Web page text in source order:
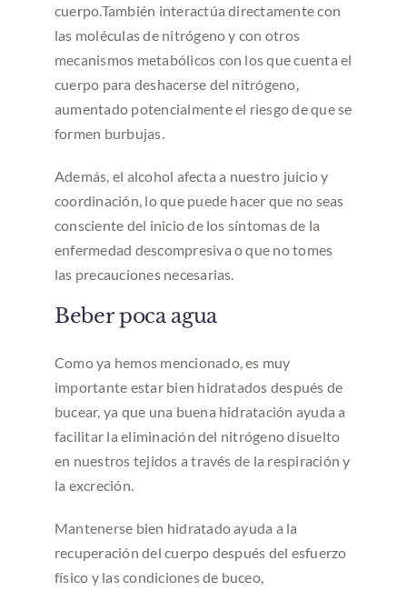
cuerpo.También interactúa directamente con
las moléculas de nitrógeno y con otros
mecanismos metabólicos con los que cuenta el
cuerpo para deshacerse del nitrógeno,
aumentado potencialmente el riesgo de que se
formen burbujas.
Además, el alcohol afecta a nuestro juicio y
coordinación, lo que puede hacer que no seas
consciente del inicio de los síntomas de la
enfermedad descompresiva o que no tomes
las precauciones necesarias.
Beber poca agua
Como ya hemos mencionado, es muy
importante estar bien hidratados después de
bucear, ya que una buena hidratación ayuda a
facilitar la eliminación del nitrógeno disuelto
en nuestros tejidos a través de la respiración y
la excreción.
Mantenerse bien hidratado ayuda a la
recuperación del cuerpo después del esfuerzo
físico y las condiciones de buceo,